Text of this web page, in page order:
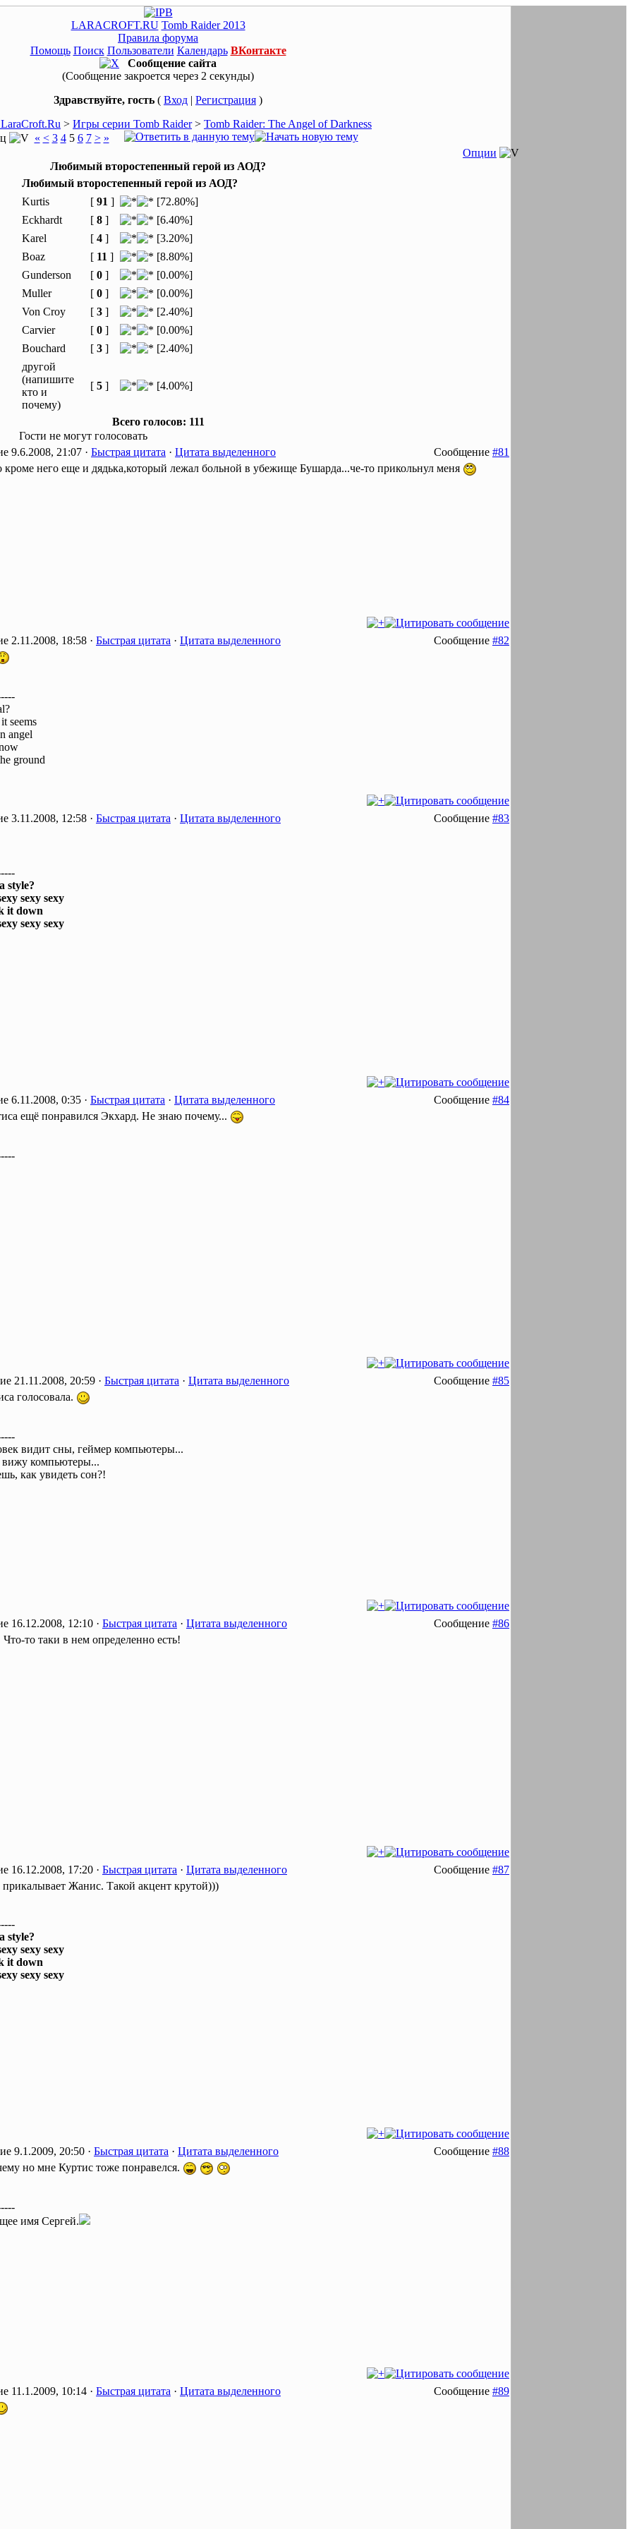
LARACROFT.RU Tomb Raider 2013
Правила форума
Помощь Поиск Пользователи Календарь ВКонтакте
Сообщение сайта
(Сообщение закроется через 2 секунды)
Здравствуйте, гость ( Вход | Регистрация )
> Игры серии Tomb Raider> Tomb Raider: The Angel of Darkness
« < 3 4 5 6 7 > »
Опции
Любимый второстепенный герой из АОД?
Любимый второстепенный герой из АОД?
Kurtis
[ 91 ]
[72.80%]
Eckhardt
[ 8 ]
[6.40%]
Karel
[ 4 ]
[3.20%]
Boaz
[ 11 ]
[8.80%]
Gunderson
[ 0 ]
[0.00%]
Muller
[ 0 ]
[0.00%]
Von Croy
[ 3 ]
[2.40%]
Carvier
[ 0 ]
[0.00%]
Bouchard
[ 3 ]
[2.40%]
другой
(напишите
кто и
почему)
[ 5 ] [4.00%]
Всего голосов: 111
Гости не могут голосовать
9.6.2008, 21:07 · Быстрая цитата · Цитата выделенного Сообщение #81
кроме него еще и дядька,который лежал больной в убежище Бушарда...че-то прикольнул меня
2.11.2008, 18:58 · Быстрая цитата · Цитата выделенного Сообщение #82
seems
angel
ground
3.11.2008, 12:58 · Быстрая цитата · Цитата выделенного Сообщение #83
style?
sexy sexy
it down
sexy sexy
6.11.2008, 0:35 · Быстрая цитата · Цитата выделенного Сообщение #84
ещё понравился Экхард. Не знаю почему...
21.11.2008, 20:59 · Быстрая цитата · Цитата выделенного Сообщение #85
голосовала.
видит сны, геймер компьютеры...
вижу компьютеры...
как увидеть сон?!
16.12.2008, 12:10 · Быстрая цитата · Цитата выделенного Сообщение #86
то таки в нем определенно есть!
16.12.2008, 17:20 · Быстрая цитата · Цитата выделенного Сообщение #87
Жанис. Такой акцент крутой)))
style?
sexy sexy
it down
sexy sexy
9.1.2009, 20:50 · Быстрая цитата · Цитата выделенного Сообщение #88
но мне Куртис тоже понравелся.
имя Сергей.
11.1.2009, 10:14 · Быстрая цитата · Цитата выделенного Сообщение #89